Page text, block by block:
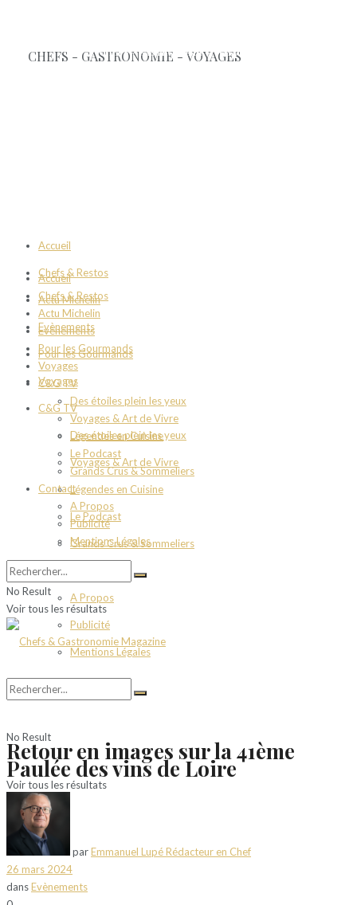
Accueil
Chefs & Restos
Actu Michelin
Evènements
Pour les Gourmands
Voyages
C&G TV
Des étoiles plein les yeux
Voyages & Art de Vivre
Légendes en Cuisine
Le Podcast
Grands Crus & Sommeliers
Contact
A Propos
Publicité
Mentions Légales
Accueil
Chefs & Restos
Actu Michelin
Evènements
Pour les Gourmands
Voyages
C&G TV
Des étoiles plein les yeux
Voyages & Art de Vivre
Légendes en Cuisine
Le Podcast
Grands Crus & Sommeliers
Contact
A Propos
Publicité
Mentions Légales
No Result
Voir tous les résultats
No Result
Voir tous les résultats
Retour en images sur la 41ème
Paulée des vins de Loire
parEmmanuel Lupé Rédacteur en Chef
26 mars 2024
dansEvènements